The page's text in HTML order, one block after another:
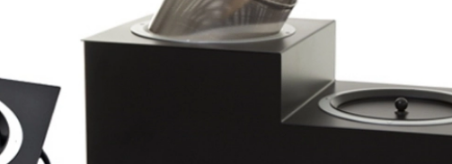
230V, 50Hz, 900W.
Garantie 24 luni.
Adăugați recenzia dvs.